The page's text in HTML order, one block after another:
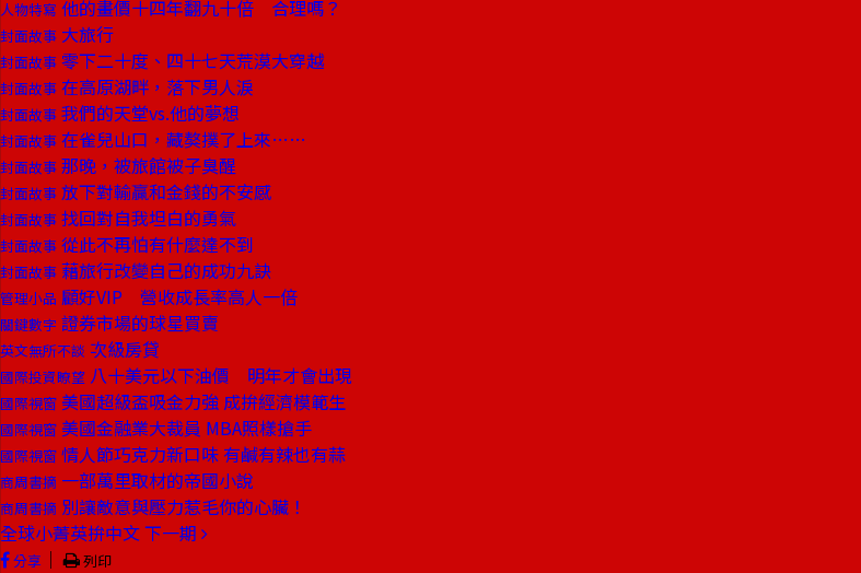
人物特寫 他的畫價十四年翻九十倍 合理嗎？
封面故事 大旅行
封面故事 零下二十度、四十七天荒漠大穿越
封面故事 在高原湖畔，落下男人淚
封面故事 我們的天堂vs.他的夢想
封面故事 在雀兒山口，藏獒撲了上來……
封面故事 那晚，被旅館被子臭醒
封面故事 放下對輸贏和金錢的不安感
封面故事 找回對自我坦白的勇氣
封面故事 從此不再怕有什麼達不到
封面故事 藉旅行改變自己的成功九訣
管理小品 顧好VIP 營收成長率高人一倍
關鍵數字 證券市場的球星買賣
英文無所不談 次級房貸
國際投資瞭望 八十美元以下油價 明年才會出現
國際視窗 美國超級盃吸金力強 成拚經濟模範生
國際視窗 美國金融業大裁員 MBA照樣搶手
國際視窗 情人節巧克力新口味 有鹹有辣也有蒜
商周書摘 一部萬里取材的帝國小說
商周書摘 別讓敵意與壓力惹毛你的心臟！
全球小菁英拚中文下一期
分享 ｜ 列印